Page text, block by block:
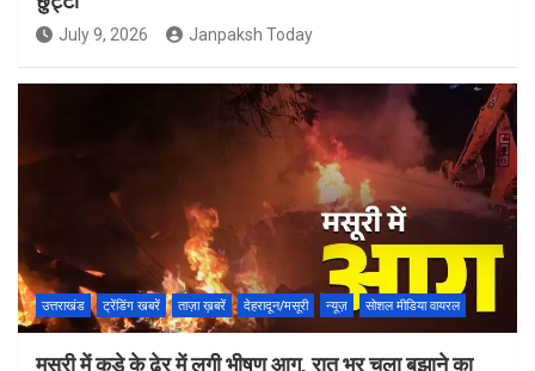
July 9, 2026 Janpaksh Today
उत्तराखंड ट्रेंडिंग खबरें ताज़ा ख़बरें देहरादून/मसूरी न्यूज़ सोशल मीडिया वायरल
मसूरी में कूड़े के ढेर में लगी भीषण आग, रात भर चला बुझाने का